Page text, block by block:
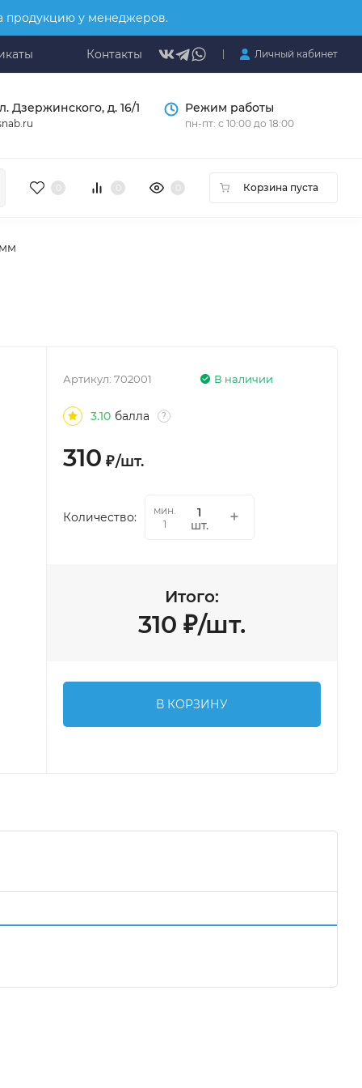
продукцию у менеджеров.
Контакты Личный кабинет
Дзержинского, д. 16/1 Режим работы
пн-пт: с 10:00 до 18:00
Корзина пуста
В наличии
Артикул:702001
3.10 балла ?
310 ₽/шт.
Количество:
мин.
1
шт.
Итого:
310 ₽/шт.
В КОРЗИНУ